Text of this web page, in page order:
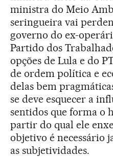
ministra do Meio
seringueira vai
governo do ex-
Partido dos
opções de Lula e do
de ordem política e
delas bem
se deve esquecer a
sentidos que forma o
partir do qual ele
objetivo é necessário
as subjetividades.